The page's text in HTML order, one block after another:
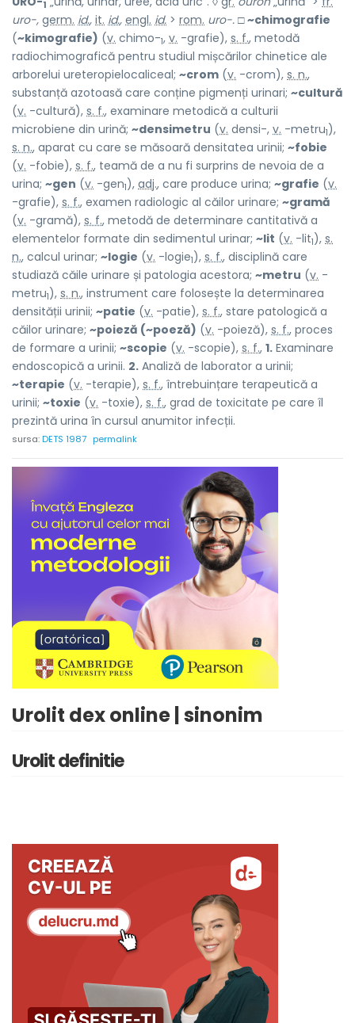
1
uro-, germ. id., it. id., engl. id. > rom. uro-. □~chimografie
(~kimografie) (v. chimo-1, v. -grafie), s. f., metodă
radiochimografică pentru studiul mișcărilor chinetice ale
arborelui ureteropielocaliceal; ~crom (v. -crom), s. n.,
substanță azotoasă care conține pigmenți urinari; ~cultură
(v. -cultură), s. f., examinare metodică a culturii
microbiene din urină; ~densimetru (v. densi-, v. -metru1),
s. n., aparat cu care se măsoară densitatea urinii; ~fobie
(v. -fobie), s. f., teamă de a nu fi surprins de nevoia de a
urina; ~gen (v. -gen1), adj., care produce urina; ~grafie (v.
-grafie), s. f., examen radiologic al căilor urinare; ~gramă
(v. -gramă), s. f., metodă de determinare cantitativă a
elementelor formate din sedimentul urinar; ~lit (v. -lit1), s.
n., calcul urinar; ~logie (v. -logie1), s. f., disciplină care
studiază căile urinare și patologia acestora; ~metru (v. -
metru1), s. n., instrument care folosește la determinarea
densității urinii; ~patie (v. -patie), s. f., stare patologică a
căilor urinare; ~poieză (~poeză) (v. -poieză), s. f., proces
de formare a urinii; ~scopie (v. -scopie), s. f., 1. Examinare
endoscopică a urinii. 2. Analiză de laborator a urinii;
~terapie (v. -terapie), s. f., întrebuințare terapeutică a
urinii; ~toxie (v. -toxie), s. f., grad de toxicitate pe care îl
prezintă urina în cursul anumitor infecții.
sursa:DETS 1987 permalink
Urolit dex online | sinonim
Urolit definitie